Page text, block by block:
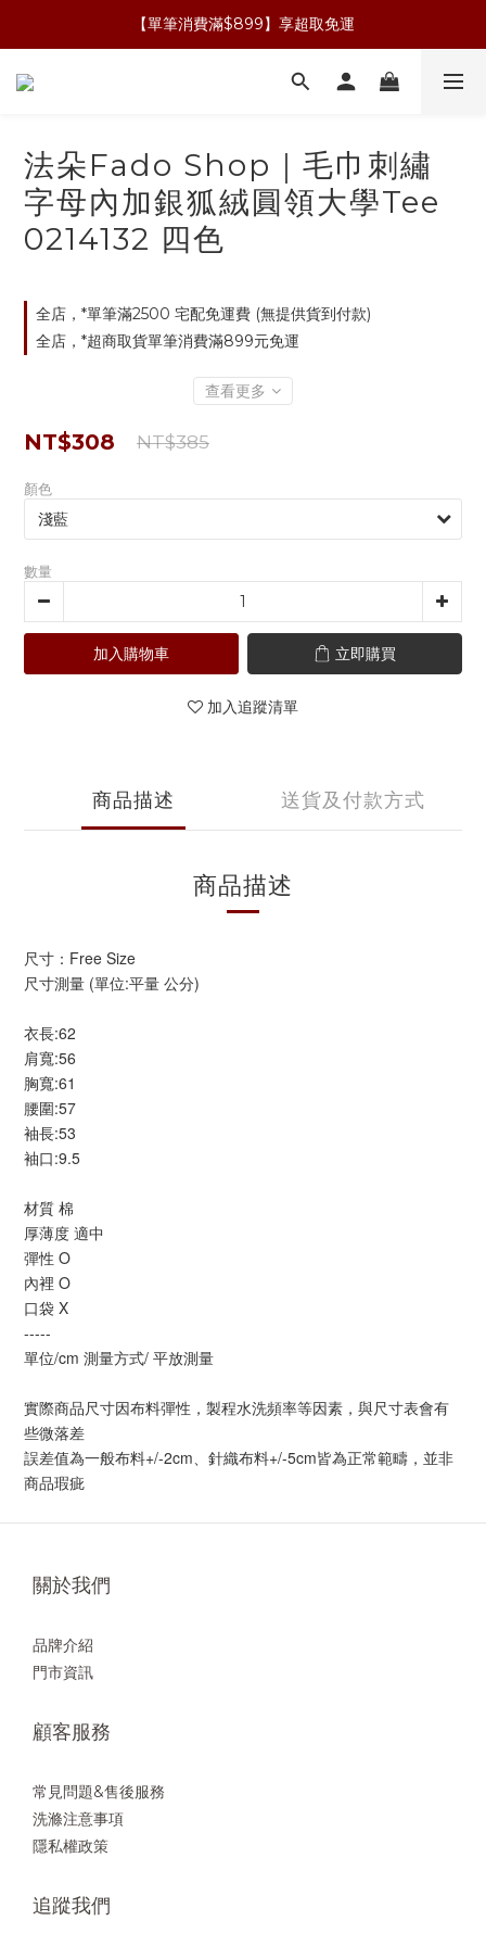
【單筆消費滿$899】享超取免運
法朵Fado Shop｜毛巾刺繡
字母內加銀狐絨圓領大學Tee
0214132 四色
全店，*單筆滿2500 宅配免運費 (無提供貨到付款)
全店，*超商取貨單筆消費滿899元免運
查看更多
NT$308 NT$385
顏色
數量
加入購物車 立即購買
加入追蹤清單
商品描述 送貨及付款方式
商品描述
尺寸：Free Size
尺寸測量 (單位:平量 公分)
衣長:62
肩寬:56
胸寬:61
腰圍:57
袖長:53
袖口:9.5
材質 棉
厚薄度 適中
彈性 O
內裡 O
口袋 X
-----
單位/cm 測量方式/ 平放測量
實際商品尺寸因布料彈性，製程水洗頻率等因素，與尺寸表會有
些微落差
誤差值為一般布料+/-2cm、針織布料+/-5cm皆為正常範疇，並非
商品瑕疵
關於我們
品牌介紹
門市資訊
顧客服務
常見問題&售後服務
洗滌注意事項
隱私權政策
追蹤我們